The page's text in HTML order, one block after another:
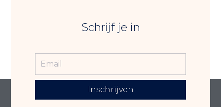
Schrijf je in
Inschrijven